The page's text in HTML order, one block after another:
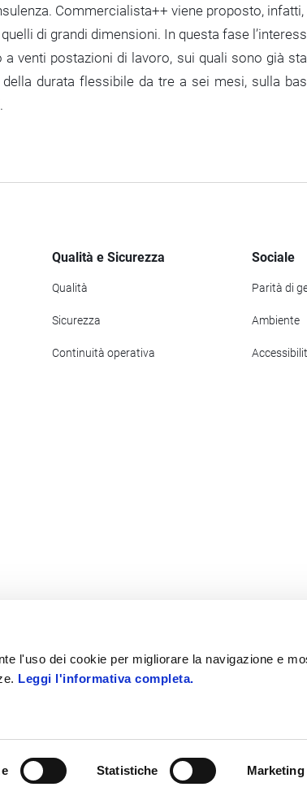
l'uso dei cookie per migliorare la navigazione e
Leggi l'informativa completa.
Statistiche Marketing
Commercialista++ viene proposto, infatti,
di grandi dimensioni. In questa fase
a venti postazioni di lavoro, sui quali sono già
durata flessibile da tre a sei mesi, sulla
Qualità e Sicurezza
Qualità
Sicurezza
Continuità operativa
Sociale
Parità di
Ambiente